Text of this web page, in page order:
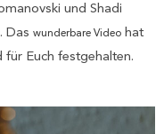
und Shadi
. Das wunderbare Video hat
Euch festgehalten.